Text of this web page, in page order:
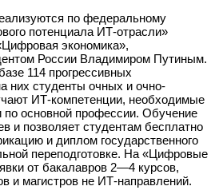
по федеральному
потенциала ИТ-отрасли»
экономика»,
России Владимиром Путиным.
114 прогрессивных
них студенты очных и очно-
ИТ-компетенции, необходимые
по основной профессии. Обучение
и позволяет студентам бесплатно
и диплом государственного
переподготовке. На «Цифровые
от бакалавров 2—4 курсов,
и магистров не ИТ-направлений.